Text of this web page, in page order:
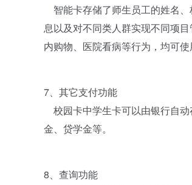
智能卡存储了师生员工的姓名
息以及对不同类人群实现不同项
内购物、医院看病等行为，均可
7、其它支付功能
校园卡中学生卡可以由银行自
金、贷学金等。
8、查询功能